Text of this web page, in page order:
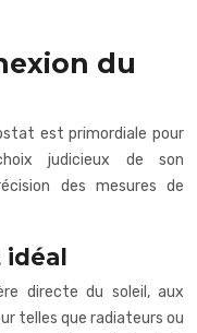
du
est primordiale pour
judicieux de son
des mesures de
idéal
directe du soleil, aux
telles que radiateurs ou